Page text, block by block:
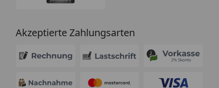
Akzeptierte Zahlungsarten